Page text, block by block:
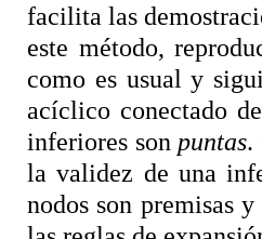
facilita las
este método,
como es usual y
acíclico conectado
inferiores son puntas.
la validez de una
nodos son premisas